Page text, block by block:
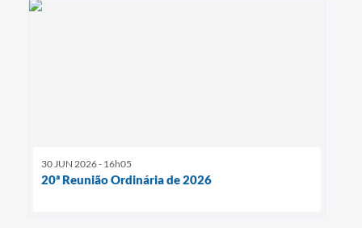
30 JUN 2026 - 16h05
20ª Reunião Ordinária de 2026